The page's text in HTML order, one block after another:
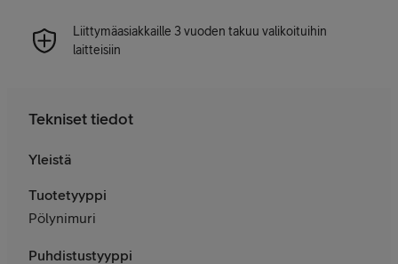
Liittymäasiakkaille 3 vuoden takuu valikoituihin
laitteisiin
Tekniset tiedot
Yleistä
Tuotetyyppi
Pölynimuri
Puhdistustyyppi